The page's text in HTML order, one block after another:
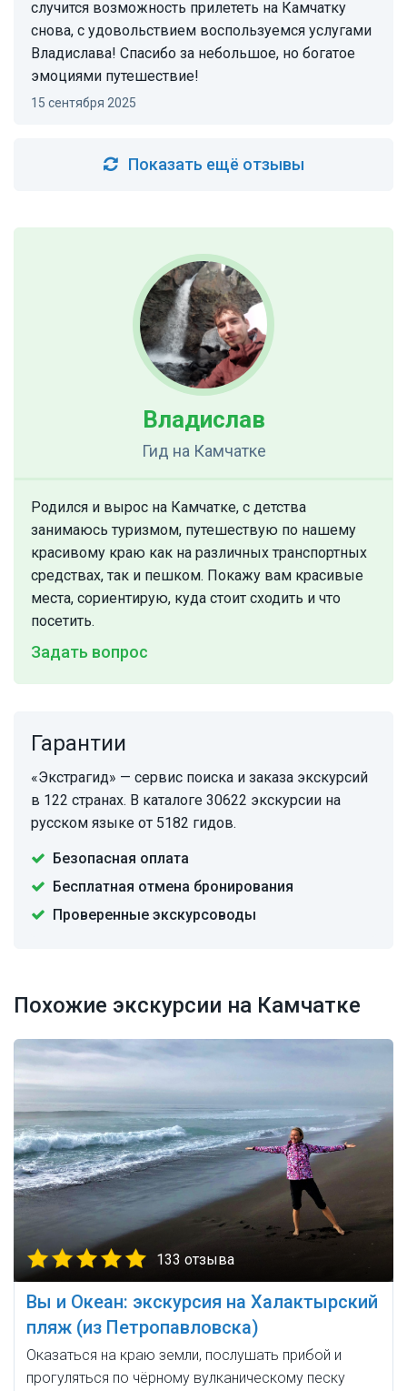
случится возможность прилететь на Камчатку
снова, с удовольствием воспользуемся услугами
Владислава! Спасибо за небольшое, но богатое
эмоциями путешествие!
15 сентября 2025
Показать ещё отзывы
Владислав
Гид на Камчатке
Родился и вырос на Камчатке, с детства
занимаюсь туризмом, путешествую по нашему
красивому краю как на различных транспортных
средствах, так и пешком. Покажу вам красивые
места, сориентирую, куда стоит сходить и что
посетить.
Задать вопрос
Гарантии
«Экстрагид» — сервис поиска и заказа экскурсий
в 122 странах. В каталоге 30622 экскурсии на
русском языке от 5182 гидов.
Безопасная оплата
Бесплатная отмена бронирования
Проверенные экскурсоводы
Похожие экскурсии на Камчатке
133 отзыва
Вы и Океан: экскурсия на Халактырский
пляж (из Петропавловска)
Оказаться на краю земли, послушать прибой и
прогуляться по чёрному вулканическому песку